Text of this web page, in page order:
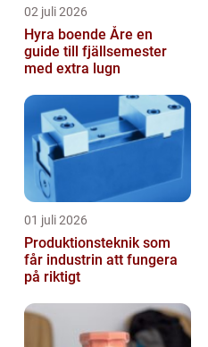
02 juli 2026
Hyra boende Åre en
guide till fjällsemester
med extra lugn
01 juli 2026
Produktionsteknik som
får industrin att fungera
på riktigt